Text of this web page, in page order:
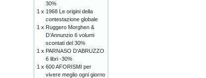
30%
1 x 1968 Le origini della
contestazione globale
1 x Ruggero Morghen &
D’Annunzio 6 volumi
scontati del 30%
1 x PARNASO D'ABRUZZO
6 libri -30%
1 x 600 AFORISMI per
vivere meglio ogni giorno